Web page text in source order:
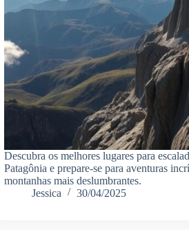
Descubra os melhores lugares para
Patagônia e prepare-se para aventuras
montanhas mais deslumbrantes.
Jessica
30/04/2025